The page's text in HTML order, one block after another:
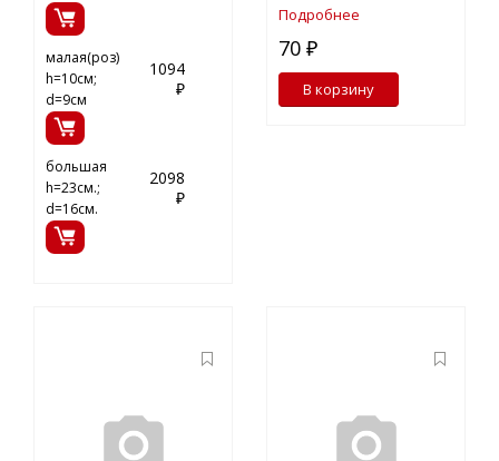
малая(роз)
h=10см;
d=9см
1094
₽
большая
h=23см.;
d=16см.
2098
₽
Подробнее
70 ₽
В корзину